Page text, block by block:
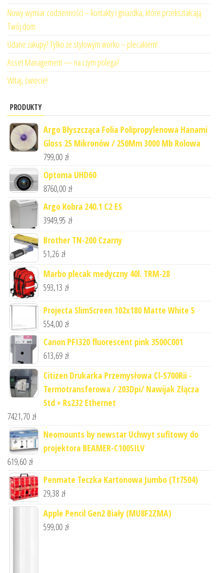
Nowy wymiar codzienności – kontakty i gniazdka, które przekształcają
Twój dom
Udane zakupy? Tylko ze stylowym worko – plecakiem!
Asset Management — na czym polega?
Witaj, świecie!
PRODUKTY
Argo Błyszcząca Folia Polipropylenowa Hanami
Gloss 25 Mikronów / 250Mm 3000 Mb Rolowa
799,00 zł
Optoma UHD60
8760,00 zł
Argo Kobra 240.1 C2 ES
3949,95 zł
Brother TN-200 Czarny
51,26 zł
Marbo plecak medyczny 40l. TRM-28
593,13 zł
Projecta SlimScreen 102x180 Matte White S
554,00 zł
Canon PFI320 fluorescent pink 3500C001
613,69 zł
Citizen Drukarka Przemysłowa Cl-S700Rii -
Termotransferowa / 203Dpi/ Nawijak Złącza
Std + Rs232 Ethernet
7421,70 zł
Neomounts by newstar Uchwyt sufitowy do
projektora BEAMER-C100SILV
619,60 zł
Penmate Teczka Kartonowa Jumbo (Tt7504)
29,38 zł
Apple Pencil Gen2 Biały (MU8F2ZMA)
599,00 zł